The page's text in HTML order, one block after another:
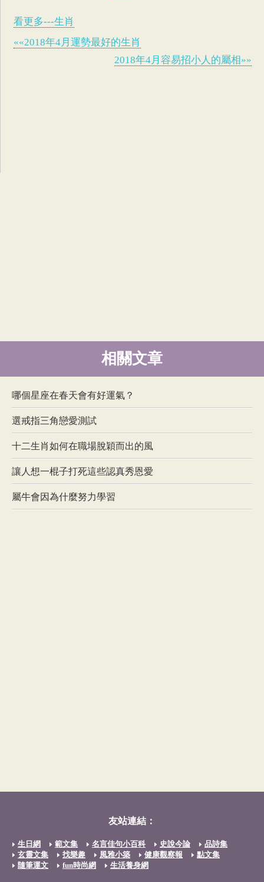
看更多---生肖
««2018年4月運勢最好的生肖
2018年4月容易招小人的屬相»»
相關文章
哪個星座在春天會有好運氣？
選戒指三角戀愛測試
十二生肖如何在職場脫穎而出的風
讓人想一棍子打死這些認真秀恩愛
屬牛會因為什麼努力學習
友站連結：
生日網 範文集 名言佳句小百科 史說今論
品詩集
玄靈文集
找樂趣 風雅小築 健康觀察報
點文集
隨筆運文
fun時尚網 生活養身網